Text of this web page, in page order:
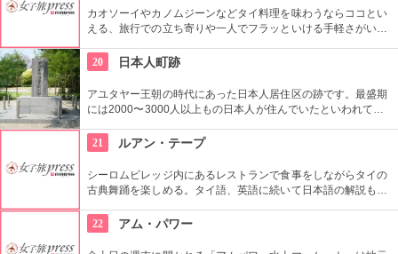
クハーバルボールでのマッサージや、全身をほぐし身体を活性
化するタイ古式マッサージ、さらに金箔やアロマキャンドルの
ようなユニークな素材を用いたオイルマッサージも体験できま
す。人目を気にしなくて良いプライベートルームと、初めてで
も気軽に受けられるフットマッサージスペースの両方が用意さ
カオソーイやカノムジーンなどタイ料理を味わうならココとい
える、旅行での立ち寄りや一人でフラッといける手軽さがいい
値アリです。
20 日本人町跡
アユタヤー王朝の時代にあった日本人居住区の跡です。最盛期
には2000〜3000人以上もの日本人が住んでいたといわれてい
21
ルアン・テープ
シーロムビレッジ内にあるレストランで食事をしながらタイの
古典舞踊を楽しめる。タイ語、英語に続いて日本語の解説も流
22
アム・パワー